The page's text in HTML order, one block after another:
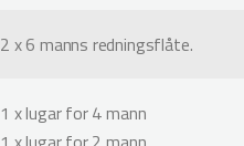
2 x 6 manns redningsflåte.
1 x lugar for 4 mann